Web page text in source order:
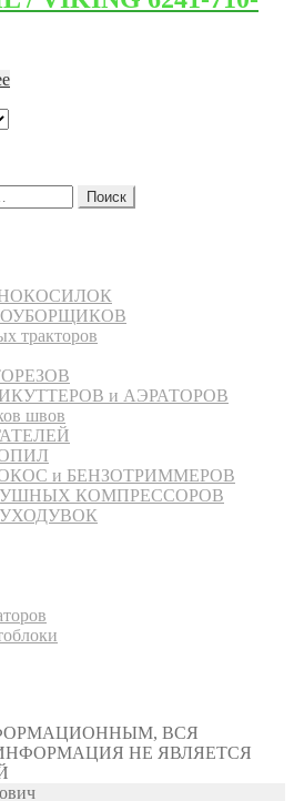
Поиск
тракторов
и АЭРАТОРОВ
швов
и БЕНЗОТРИММЕРОВ
КОМПРЕССОРОВ
ВСЯ
НЕ ЯВЛЯЕТСЯ